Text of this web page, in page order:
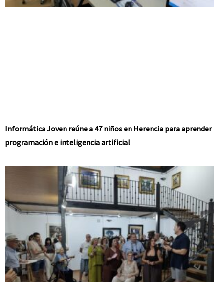
Informática Joven reúne a 47 niños en Herencia para aprender
programación e inteligencia artificial